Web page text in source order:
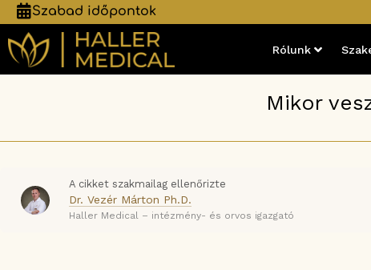
Szabad időpontok
Rólunk
Mikor
A cikket szakmailag ellenőrizte
Dr. Vezér Márton Ph.D.
Haller Medical – intézmény- és orvos igazgató